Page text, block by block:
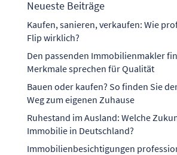
Neueste Beiträge
Kaufen, sanieren, verkaufen: Wie
Flip wirklich?
Den passenden Immobilienmakler
Merkmale sprechen für Qualität
Bauen oder kaufen? So finden Sie
Weg zum eigenen Zuhause
Ruhestand im Ausland: Welche
Immobilie in Deutschland?
Immobilienbesichtigungen